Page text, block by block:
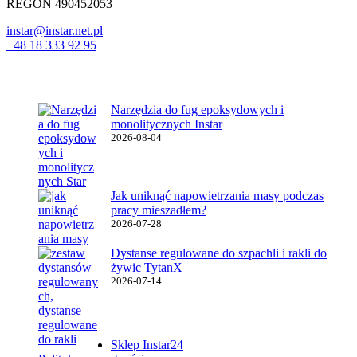
REGON 490452053
instar@instar.net.pl
+48 18 333 92 95
Narzędzia do fug epoksydowych i
monolitycznych Instar
2026-08-04
Jak uniknąć napowietrzania masy podczas
pracy mieszadłem?
2026-07-28
Dystanse regulowane do szpachli i rakli do
żywic TytanX
2026-07-14
Sklep Instar24